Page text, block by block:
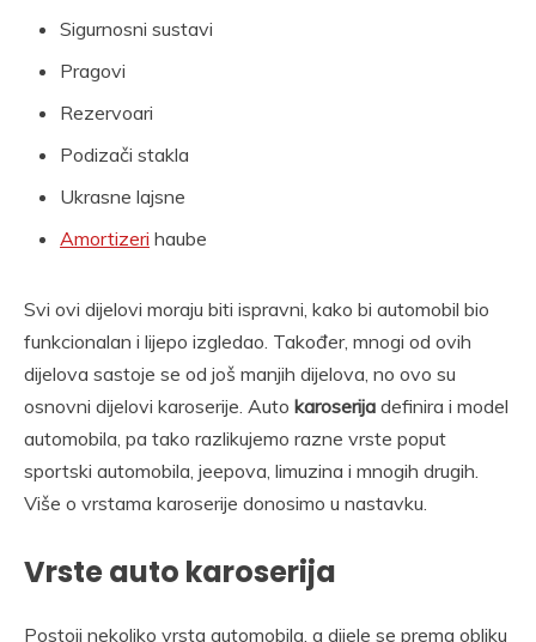
Sigurnosni sustavi
Pragovi
Rezervoari
Podizači stakla
Ukrasne lajsne
Amortizeri haube
Svi ovi dijelovi moraju biti ispravni, kako bi automobil bio
funkcionalan i lijepo izgledao. Također, mnogi od ovih
dijelova sastoje se od još manjih dijelova, no ovo su
osnovni dijelovi karoserije. Auto karoserija definira i model
automobila, pa tako razlikujemo razne vrste poput
sportski automobila, jeepova, limuzina i mnogih drugih.
Više o vrstama karoserije donosimo u nastavku.
Vrste auto karoserija
Postoji nekoliko vrsta automobila, a dijele se prema obliku